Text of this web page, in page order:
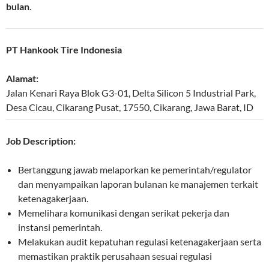
bulan.
PT Hankook Tire Indonesia
Alamat:
Jalan Kenari Raya Blok G3-01, Delta Silicon 5 Industrial Park,
Desa Cicau, Cikarang Pusat, 17550,Cikarang, Jawa Barat, ID
Job Description:
Bertanggung jawab melaporkan ke pemerintah/regulator
dan menyampaikan laporan bulanan ke manajemen terkait
ketenagakerjaan.
Memelihara komunikasi dengan serikat pekerja dan
instansi pemerintah.
Melakukan audit kepatuhan regulasi ketenagakerjaan serta
memastikan praktik perusahaan sesuai regulasi